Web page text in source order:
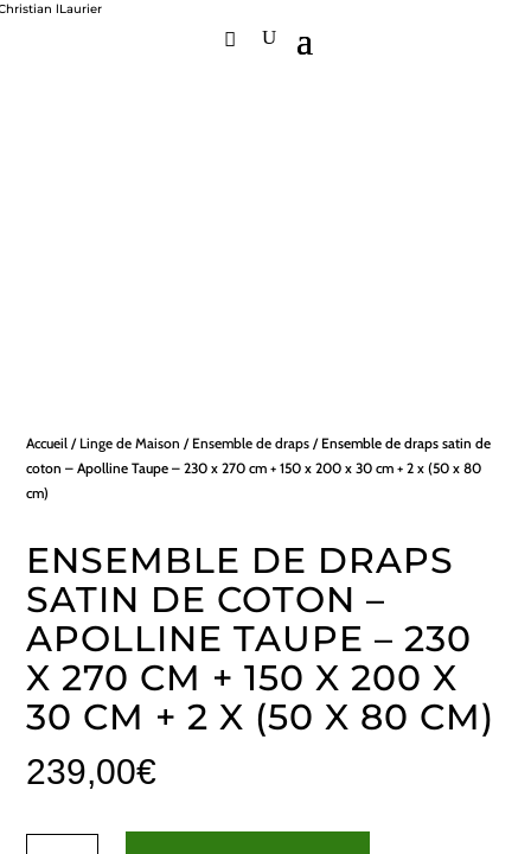
Accueil / Linge de Maison / Ensemble de draps / Ensemble de draps satin de
coton – Apolline Taupe – 230 x 270 cm + 150 x 200 x 30 cm + 2 x (50 x 80
cm)
ENSEMBLE DE DRAPS
SATIN DE COTON –
APOLLINE TAUPE – 230
X 270 CM + 150 X 200 X
30 CM + 2 X (50 X 80 CM)
239,00€